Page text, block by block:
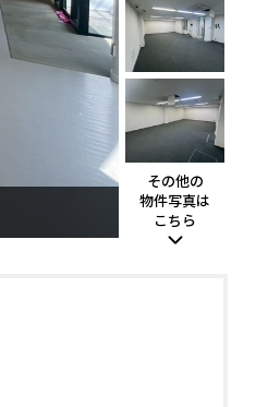
その他の
物件写真は
こちら